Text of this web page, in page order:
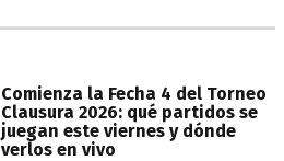
Comienza la Fecha 4 del Torneo
Clausura 2026: qué partidos se
juegan este viernes y dónde
verlos en vivo